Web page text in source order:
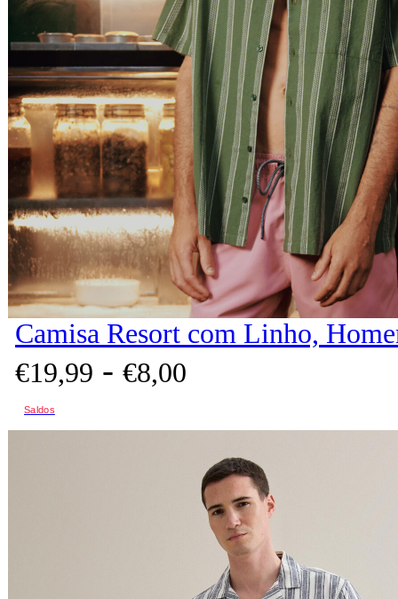
Camisa Resort com Linho,
€19,99 - €8,00
Saldos